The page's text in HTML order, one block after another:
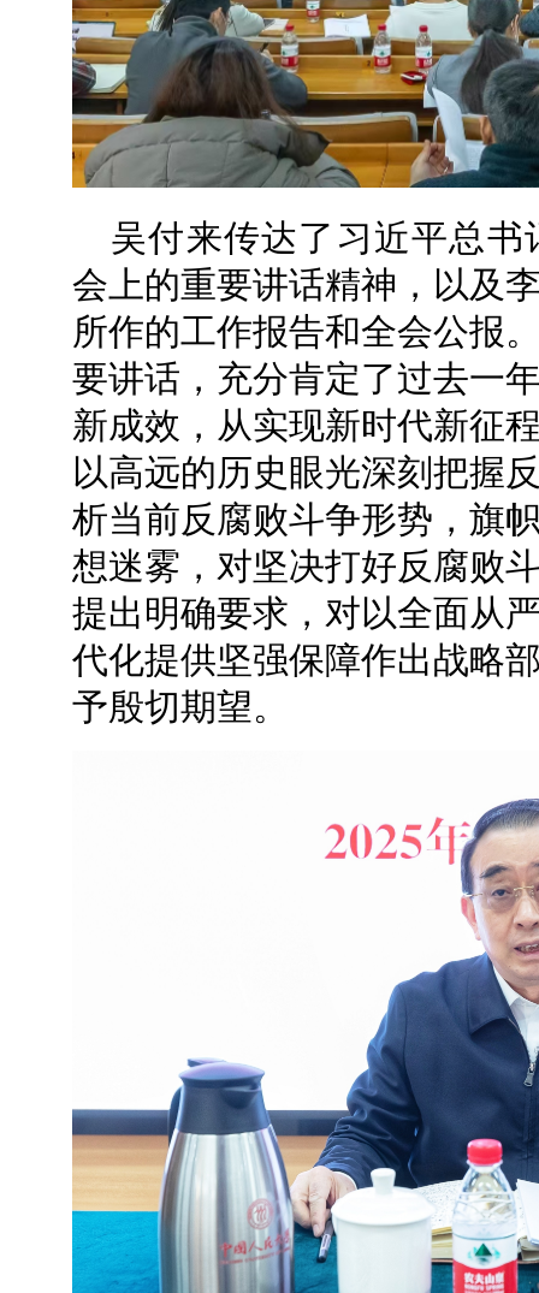
吴付来传达了习近平总
会上的重要讲话精神，以及
所作的工作报告和全会公报
要讲话，充分肯定了过去一
新成效，从实现新时代新征
以高远的历史眼光深刻把握
析当前反腐败斗争形势，旗
想迷雾，对坚决打好反腐败
提出明确要求，对以全面从
代化提供坚强保障作出战略
予殷切期望。